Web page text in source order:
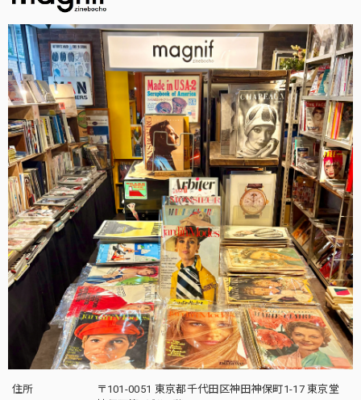
住所
〒101-0051 東京都千代田区神田神保町1-17 東京堂